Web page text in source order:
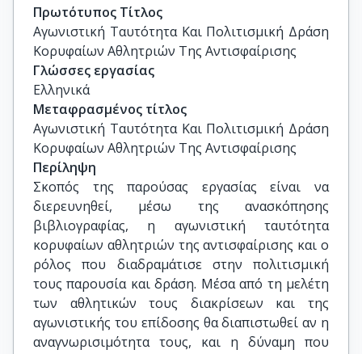
Πρωτότυπος Τίτλος
Αγωνιστική Ταυτότητα Και Πολιτισμική Δράση
Κορυφαίων Αθλητριών Της Αντισφαίρισης
Γλώσσες εργασίας
Ελληνικά
Μεταφρασμένος τίτλος
Αγωνιστική Ταυτότητα Και Πολιτισμική Δράση
Κορυφαίων Αθλητριών Της Αντισφαίρισης
Περίληψη
Σκοπός της παρούσας εργασίας είναι να
διερευνηθεί, μέσω της ανασκόπησης
βιβλιογραφίας, η αγωνιστική ταυτότητα
κορυφαίων αθλητριών της αντισφαίρισης και ο
ρόλος που διαδραμάτισε στην πολιτισμική
τους παρουσία και δράση. Μέσα από τη μελέτη
των αθλητικών τους διακρίσεων και της
αγωνιστικής του επίδοσης θα διαπιστωθεί αν η
αναγνωρισιμότητα τους, και η δύναμη που